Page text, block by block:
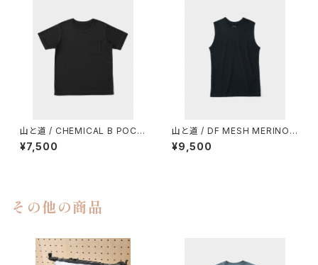
山と道 / CHEMICAL B POCK
ET T-SHIRT（UNISEX）
¥7,500
山と道 / DF MESH MERINO
SLEEVELESS（MEN）
¥9,500
その他の商品